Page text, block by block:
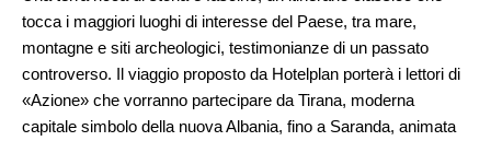
tocca i maggiori luoghi di interesse del Paese, tra mare,
montagne e siti archeologici, testimonianze di un passato
controverso. Il viaggio proposto da Hotelplan porterà i lettori di
«Azione» che vorranno partecipare da Tirana, moderna
capitale simbolo della nuova Albania, fino a Saranda, animata